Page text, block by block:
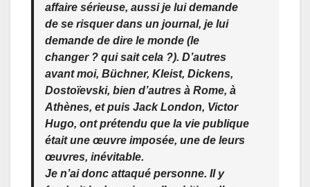
affaire sérieuse, aussi je lui demande
de se risquer dans un journal, je lui
demande de dire le monde (le
changer ? qui sait cela ?). D’autres
avant moi, Büchner, Kleist, Dickens,
Dostoïevski, bien d’autres à Rome, à
Athènes, et puis Jack London, Victor
Hugo, ont prétendu que la vie publique
était une œuvre imposée, une de leurs
œuvres, inévitable.
Je n’ai donc attaqué personne. Il y